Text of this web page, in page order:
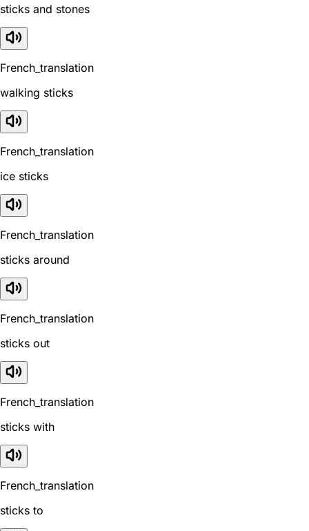
sticks and stones
French_translation
walking sticks
French_translation
ice sticks
French_translation
sticks around
French_translation
sticks out
French_translation
sticks with
French_translation
sticks to